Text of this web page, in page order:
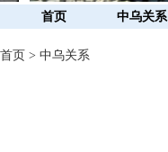
首页 中乌关系
首页 > 中乌关系